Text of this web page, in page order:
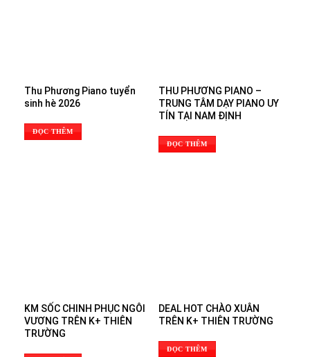
Thu Phương Piano tuyển
sinh hè 2026
ĐỌC THÊM
THU PHƯƠNG PIANO –
TRUNG TÂM DẠY PIANO UY
TÍN TẠI NAM ĐỊNH
ĐỌC THÊM
KM SỐC CHINH PHỤC NGÔI
VƯƠNG TRÊN K+ THIÊN
TRƯỜNG
DEAL HOT CHÀO XUÂN
TRÊN K+ THIÊN TRƯỜNG
ĐỌC THÊM